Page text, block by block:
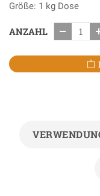
Größe: 1 kg Dose
ANZAHL